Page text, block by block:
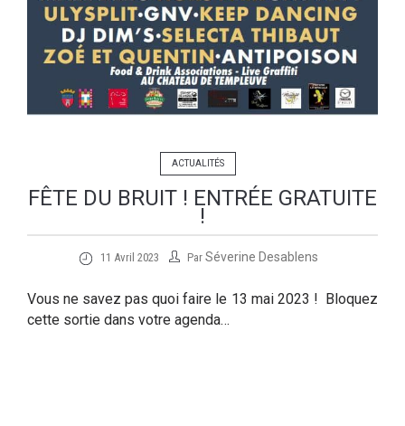
ACTUALITÉS
FÊTE DU BRUIT ! ENTRÉE GRATUITE
!
11 Avril 2023 Par Séverine Desablens
Vous ne savez pas quoi faire le 13 mai 2023 ! Bloquez
cette sortie dans votre agenda…